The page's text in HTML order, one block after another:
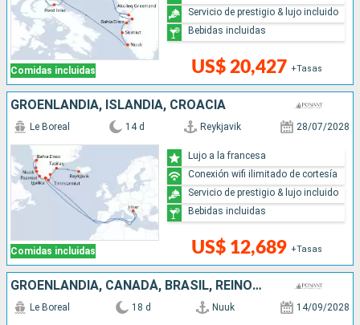
Comidas incluidas US$ 20,427 +Tasas
Servicio de prestigio & lujo incluido
Bebidas incluidas
GROENLANDIA, ISLANDIA, CROACIA
Comidas incluidas
Le Boreal 14 d Reykjavik 28/07/2028
US$ 12,689 +Tasas
Lujo a la francesa
Conexión wifi ilimitado de cortesía
Servicio de prestigio & lujo incluido
Bebidas incluidas
GROENLANDIA, CANADÁ, BRASIL, REINO UNIDO
Le Boreal 18 d Nuuk 14/09/2028